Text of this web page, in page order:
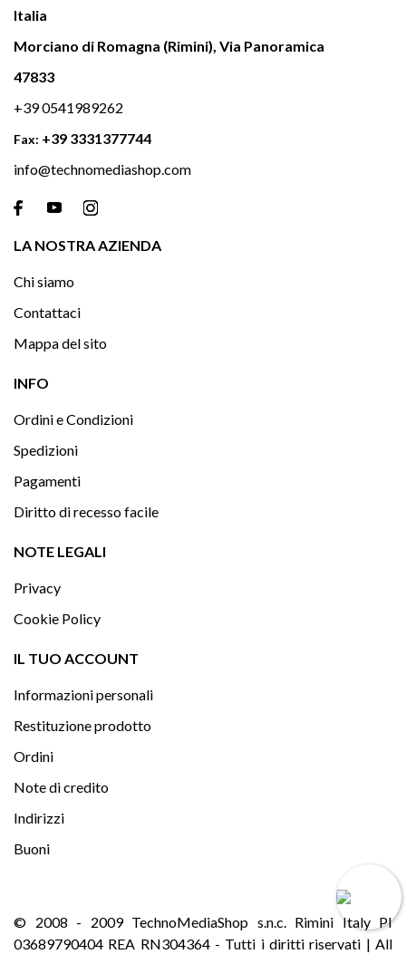
Italia
Morciano di Romagna (Rimini), Via Panoramica
47833
+39 0541989262
Fax: +39 3331377744
info@technomediashop.com
LA NOSTRA AZIENDA
Chi siamo
Contattaci
Mappa del sito
INFO
Ordini e Condizioni
Spedizioni
Pagamenti
Diritto di recesso facile
NOTE LEGALI
Privacy
Cookie Policy
IL TUO ACCOUNT
Informazioni personali
Restituzione prodotto
Ordini
Note di credito
Indirizzi
Buoni
© 2008 - 2009 TechnoMediaShop s.n.c. Rimini Italy PI
03689790404 REA RN304364 - Tutti i diritti riservati | All